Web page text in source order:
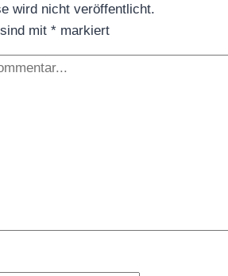
wird nicht veröffentlicht.
mit * markiert